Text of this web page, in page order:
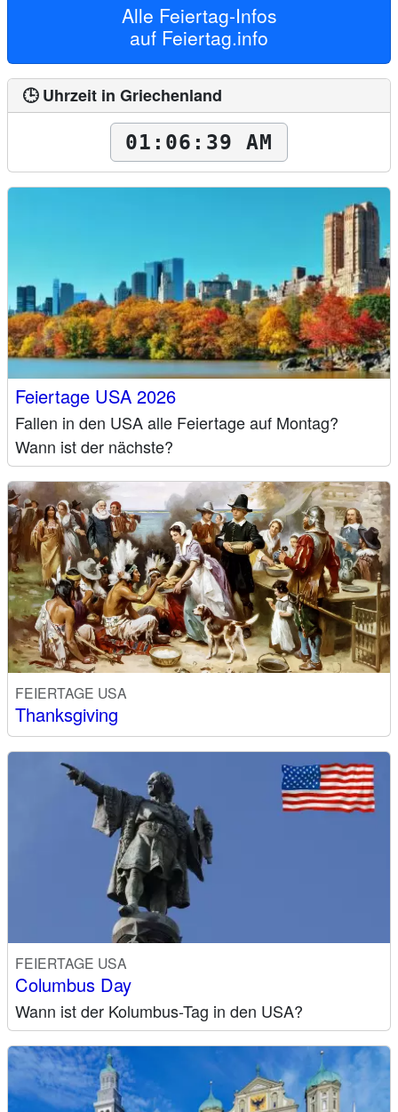
Alle Feiertag-Infos
auf Feiertag.info
🕒 Uhrzeit in Griechenland
01:06:40 AM
Feiertage USA 2026
Fallen in den USA alle Feiertage auf Montag?
Wann ist der nächste?
FEIERTAGE USA
Thanksgiving
FEIERTAGE USA
Columbus Day
Wann ist der Kolumbus-Tag in den USA?